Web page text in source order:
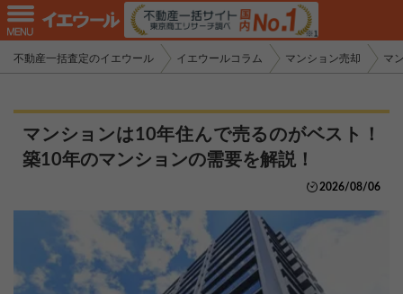
不動産一括査定のイエウール イエウールコラム マンション売却 マ
マンションは10年住んで売るのがベスト！
築10年のマンションの需要を解説！
2026/08/06